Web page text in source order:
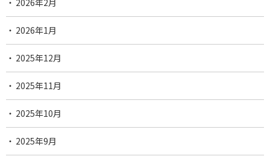
2026年2月
2026年1月
2025年12月
2025年11月
2025年10月
2025年9月